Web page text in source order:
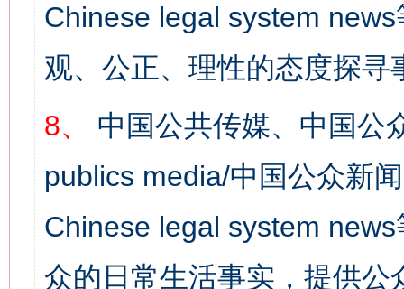
Chinese legal system
观、公正、理性的态度探寻
8、
中国公共传媒、中国公
publics media/中国公众新
Chinese legal system
众的日常生活事实，提供
网上购药对药下症？